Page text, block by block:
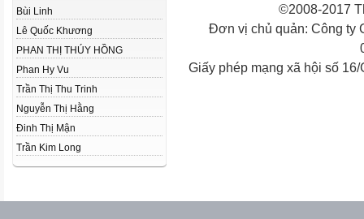
Bùi Linh
Lê Quốc Khương
PHAN THỊ THÚY HỒNG
Phan Hy Vu
Trần Thị Thu Trinh
Nguyễn Thị Hằng
Đinh Thị Mận
Trần Kim Long
©2008-2017
Đơn vị chủ quản: Công ty
Giấy phép mạng xã hội số